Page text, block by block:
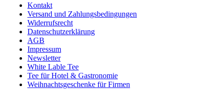
Kontakt
Versand und Zahlungsbedingungen
Widerrufsrecht
Datenschutzerklärung
AGB
Impressum
Newsletter
White Lable Tee
Tee für Hotel & Gastronomie
Weihnachtsgeschenke für Firmen